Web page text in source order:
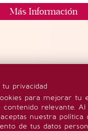
Más Información
tu privacidad
para mejorar tu
relevante. Al
nuestra política
de tus datos